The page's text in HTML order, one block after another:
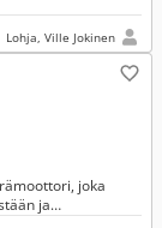
Lohja, Ville Jokinen
joka
ja